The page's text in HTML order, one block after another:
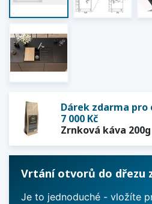
Dárek zdarma pro
7 000 Kč
Zrnková káva 200g
Vrtání otvorů do dřezu
Je to jednoduché - vložíte